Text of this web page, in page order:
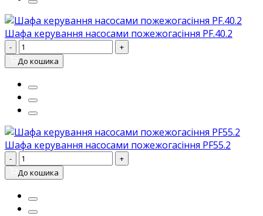
Шафа керування насосами пожежогасіння PF.40.2
-
+
До кошика
Шафа керування насосами пожежогасіння PF55.2
-
+
До кошика